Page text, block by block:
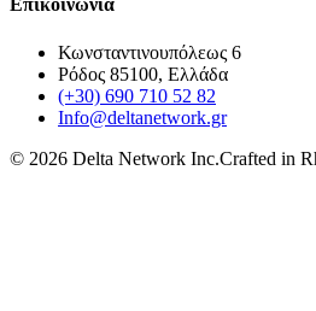
Επικοινωνία
Κωνσταντινουπόλεως 6
Ρόδος 85100, Ελλάδα
(+30) 690 710 52 82
Info@deltanetwork.gr
© 2026 Delta Network Inc.Crafted in